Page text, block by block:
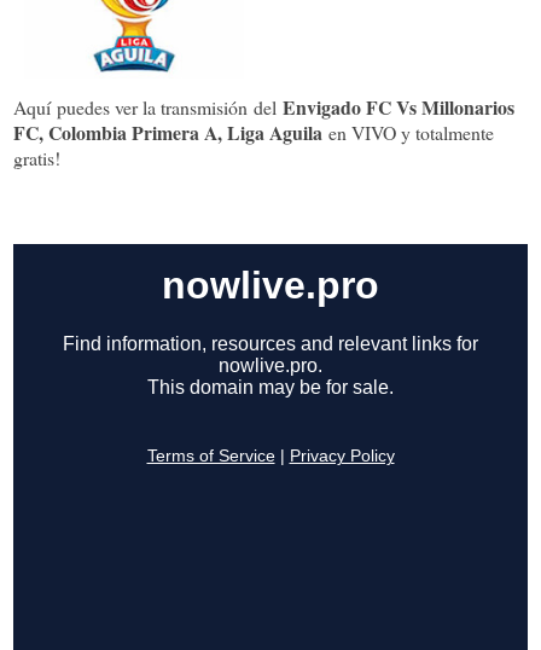
Aquí puedes ver la transmisión del Envigado FC Vs Millonarios
FC, Colombia Primera A, Liga Aguila en VIVO y totalmente
gratis!